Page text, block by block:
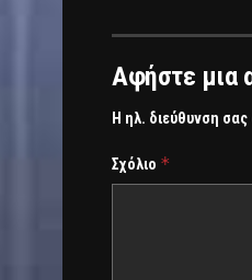
Αφήστε μια
Η ηλ. διεύθυνση
Σχόλιο *